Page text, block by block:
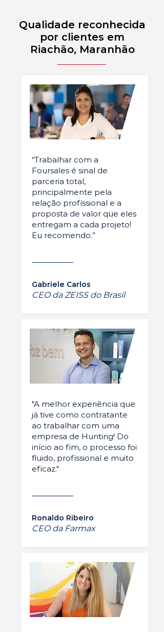
Qualidade reconhecida
por clientes em
Riachão, Maranhão
“Trabalhar com a
Foursales é sinal de
parceria total,
principalmente pela
relação profissional e a
proposta de valor que eles
entregam a cada projeto!
Eu recomendo.”
Gabriele Carlos
CEO da ZEISS do Brasil
"A melhor experiência que
já tive como contratante
ao trabalhar com uma
empresa de Hunting! Do
início ao fim, o processo foi
fluido, profissional e muito
eficaz."
Ronaldo Ribeiro
CEO da Farmax